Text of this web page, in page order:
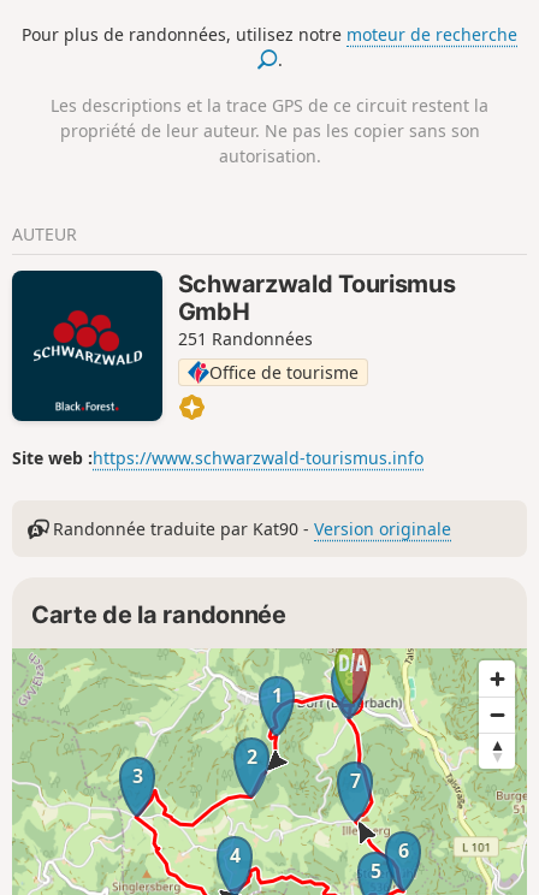
Pour plus de randonnées, utilisez notre moteur de recherche
.
Les descriptions et la trace GPS de ce circuit restent la
propriété de leur auteur. Ne pas les copier sans son
autorisation.
AUTEUR
Schwarzwald Tourismus
GmbH
251 Randonnées
Office de tourisme
Site web :https://www.schwarzwald-tourismus.info
Randonnée traduite par Kat90 -Version originale
Carte de la randonnée
1
2
3
4
5
6
7
8